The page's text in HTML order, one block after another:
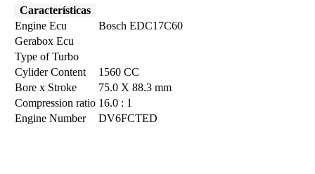
Características
Engine Ecu
Bosch EDC17C60
Gerabox Ecu
Type of Turbo
Cylider Content
1560 CC
Bore x Stroke
75.0 X 88.3 mm
Compression ratio 16.0 : 1
Engine Number
DV6FCTED